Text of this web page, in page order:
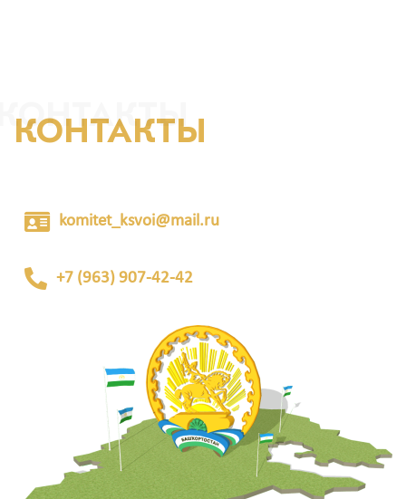
КОНТАКТЫ
komitet_ksvoi@mail.ru
+7 (963) 907-42-42